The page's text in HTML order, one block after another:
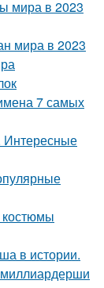
мира в 2023
мира в 2023
7 самых
Интересные
в истории.
миллиардерши